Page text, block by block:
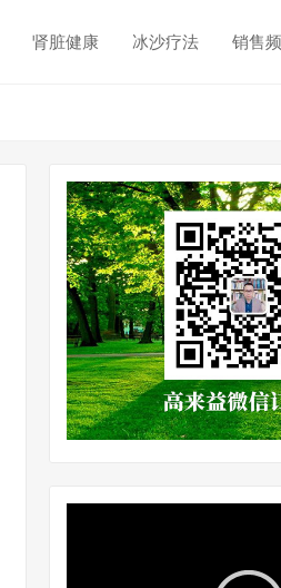
肾脏健康 冰沙疗法 销售